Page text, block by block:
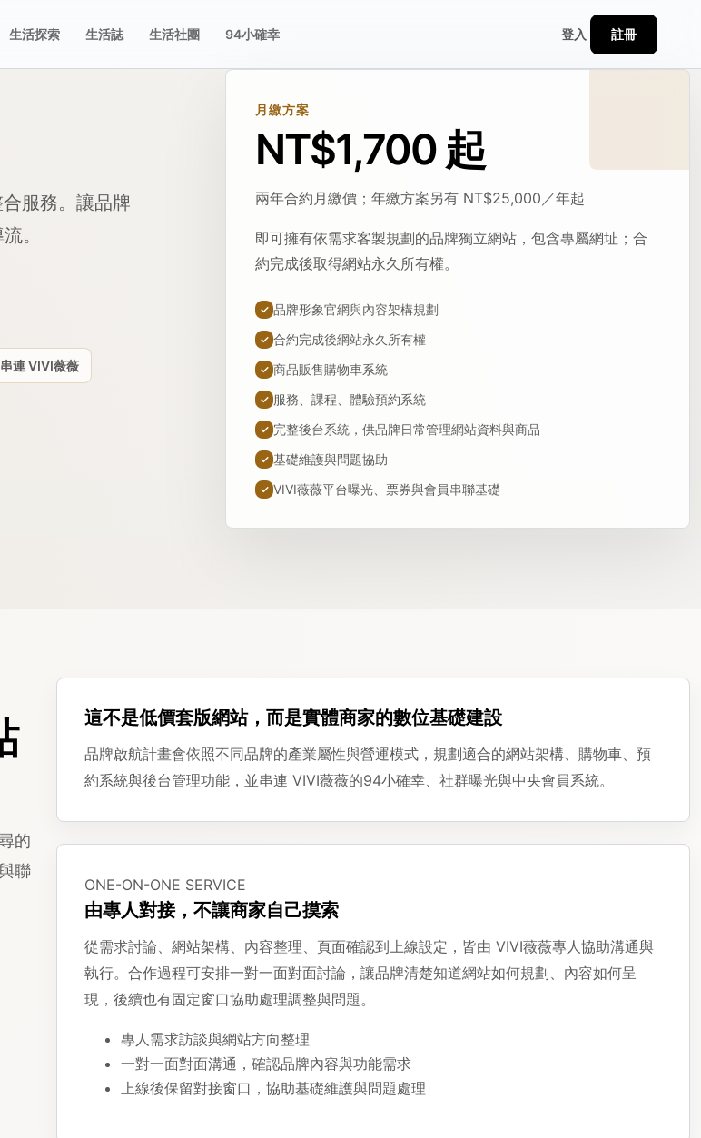
生活探索 生活誌 生活社團 94小確幸 登入 註冊
服務。讓品牌
。
串連 VIVI薇薇
月繳方案
NT$1,700 起
兩年合約月繳價；年繳方案另有 NT$25,000／年起
即可擁有依需求客製規劃的品牌獨立網站，包含專屬網址；合
約完成後取得網站永久所有權。
✓ 品牌形象官網與內容架構規劃
✓ 合約完成後網站永久所有權
✓ 商品販售購物車系統
✓ 服務、課程、體驗預約系統
✓ 完整後台系統，供品牌日常管理網站資料與商品
✓ 基礎維護與問題協助
✓ VIVI薇薇平台曝光、票券與會員串聯基礎
的
聯
這不是低價套版網站，而是實體商家的數位基礎建設
品牌啟航計畫會依照不同品牌的產業屬性與營運模式，規劃適合的網站架構、購物車、預
約系統與後台管理功能，並串連 VIVI薇薇的94小確幸、社群曝光與中央會員系統。
ONE-ON-ONE SERVICE
由專人對接，不讓商家自己摸索
從需求討論、網站架構、內容整理、頁面確認到上線設定，皆由 VIVI薇薇專人協助溝通與
執行。合作過程可安排一對一面對面討論，讓品牌清楚知道網站如何規劃、內容如何呈
現，後續也有固定窗口協助處理調整與問題。
專人需求訪談與網站方向整理
一對一面對面溝通，確認品牌內容與功能需求
上線後保留對接窗口，協助基礎維護與問題處理